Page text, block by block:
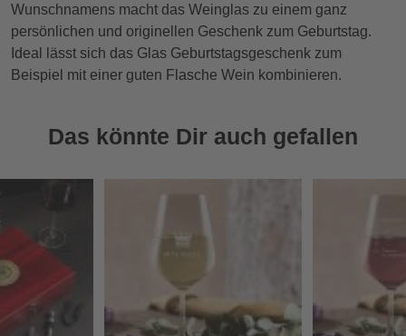
Wunschnamens macht das Weinglas zu einem ganz
persönlichen und originellen Geschenk zum Geburtstag.
Ideal lässt sich das Glas Geburtstagsgeschenk zum
Beispiel mit einer guten Flasche Wein kombinieren.
Das könnte Dir auch gefallen